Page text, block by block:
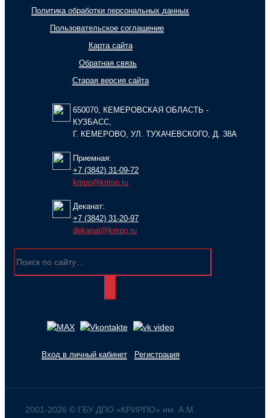
Политика обработки персональных данных
Пользовательское соглашение
Карта сайта
Обратная связь
Старая версия сайта
650070, КЕМЕРОВСКАЯ ОБЛАСТЬ -
КУЗБАСС,
Г. КЕМЕРОВО, УЛ. ТУХАЧЕВСКОГО, Д. 38А
Приемная:
+7 (3842) 31-09-72
krirpo@krirpo.ru
Деканат:
+7 (3842) 31-20-97
dekanat@krirpo.ru
Вход в личный кабинет Регистрация
2001-2026 © ГБУ ДПО «КРИРПО» им. А.М.